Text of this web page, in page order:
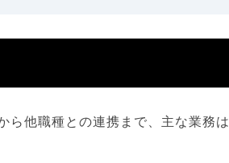
ら他職種との連携まで、主な業務は